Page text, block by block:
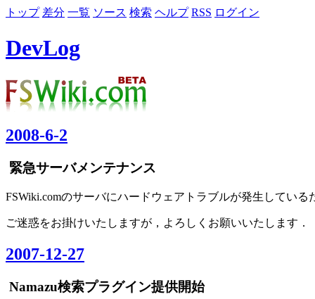
トップ 差分 一覧 ソース 検索 ヘルプ RSS ログイン
DevLog
2008-6-2
緊急サーバメンテナンス
FSWiki.comのサーバにハードウェアトラブルが発生してい
ご迷惑をお掛けいたしますが，よろしくお願いいたします．
2007-12-27
Namazu検索プラグイン提供開始